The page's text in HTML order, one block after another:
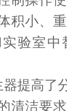
积小、
验室中
提高了
清洁要